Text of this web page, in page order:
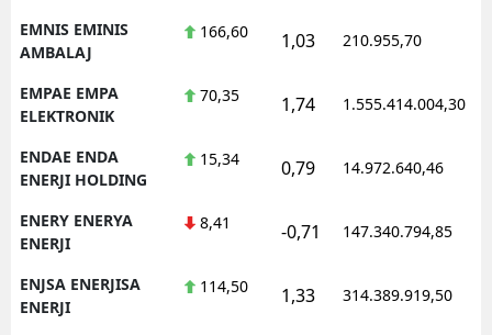
EMNIS EMINIS
AMBALAJ
166,60 1,03 210.955,70
EMPAE EMPA
ELEKTRONIK
70,35 1,74 1.555.414.004,30
ENDAE ENDA
ENERJI HOLDING
15,34 0,79 14.972.640,46
ENERY ENERYA
ENERJI
8,41 -0,71 147.340.794,85
ENJSA ENERJISA
ENERJI
114,50 1,33 314.389.919,50